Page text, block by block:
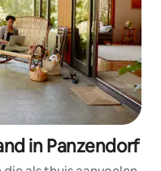
in Panzendorf